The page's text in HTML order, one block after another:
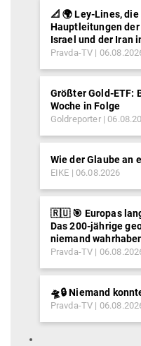
📐 🌍 Ley-Lines,
Hauptleitungen der
Israel und der Iran
Pravda-TV
Größter Gold-ETF:
Woche in Folge
Goldreporter
Wie der Glaube an
EIKE 06.08.2026
🇷🇺 🎯 Europas
Das 200-jährige
niemand
Pravda-TV
🛸🔒 Niemand
Pravda-TV